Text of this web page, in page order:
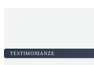
TESTIMONIANZE